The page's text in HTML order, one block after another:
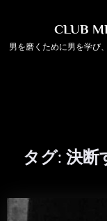
content
CLUB
男を磨くために男を学び
タグ: 決断